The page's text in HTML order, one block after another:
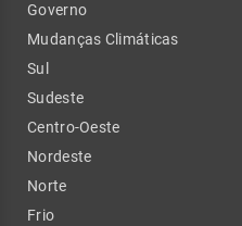
Governo
Mudanças Climáticas
Sul
Sudeste
Centro-Oeste
Nordeste
Norte
Frio